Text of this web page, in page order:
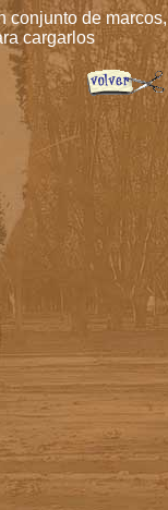
conjunto de marcos,
cargarlos